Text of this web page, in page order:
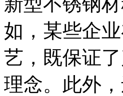
如，某些企
艺，既保证
理念。此外